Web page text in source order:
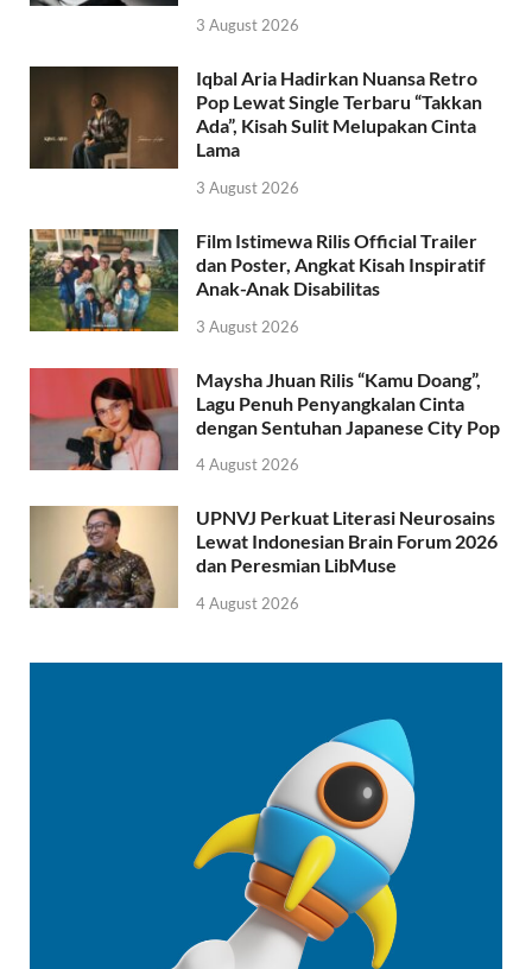
3 August 2026
Iqbal Aria Hadirkan Nuansa Retro
Pop Lewat Single Terbaru “Takkan
Ada”, Kisah Sulit Melupakan Cinta
Lama
3 August 2026
Film Istimewa Rilis Official Trailer
dan Poster, Angkat Kisah Inspiratif
Anak-Anak Disabilitas
3 August 2026
Maysha Jhuan Rilis “Kamu Doang”,
Lagu Penuh Penyangkalan Cinta
dengan Sentuhan Japanese City Pop
4 August 2026
UPNVJ Perkuat Literasi Neurosains
Lewat Indonesian Brain Forum 2026
dan Peresmian LibMuse
4 August 2026